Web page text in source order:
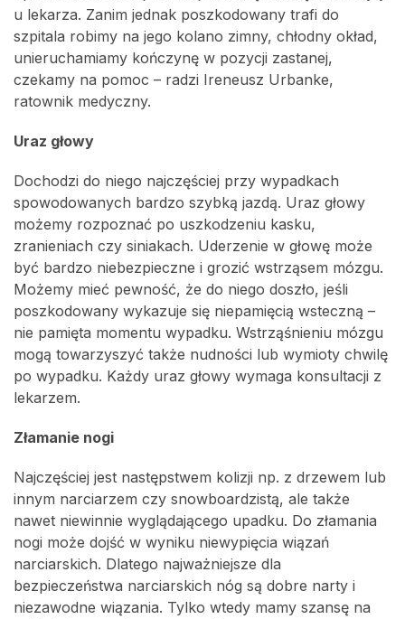
u lekarza. Zanim jednak poszkodowany trafi do
szpitala robimy na jego kolano zimny, chłodny okład,
unieruchamiamy kończynę w pozycji zastanej,
czekamy na pomoc – radzi Ireneusz Urbanke,
ratownik medyczny.
Uraz głowy
Dochodzi do niego najczęściej przy wypadkach
spowodowanych bardzo szybką jazdą. Uraz głowy
możemy rozpoznać po uszkodzeniu kasku,
zranieniach czy siniakach. Uderzenie w głowę może
być bardzo niebezpieczne i grozić wstrząsem mózgu.
Możemy mieć pewność, że do niego doszło, jeśli
poszkodowany wykazuje się niepamięcią wsteczną –
nie pamięta momentu wypadku. Wstrząśnieniu mózgu
mogą towarzyszyć także nudności lub wymioty chwilę
po wypadku. Każdy uraz głowy wymaga konsultacji z
lekarzem.
Złamanie nogi
Najczęściej jest następstwem kolizji np. z drzewem lub
innym narciarzem czy snowboardzistą, ale także
nawet niewinnie wyglądającego upadku. Do złamania
nogi może dojść w wyniku niewypięcia wiązań
narciarskich. Dlatego najważniejsze dla
bezpieczeństwa narciarskich nóg są dobre narty i
niezawodne wiązania. Tylko wtedy mamy szansę na